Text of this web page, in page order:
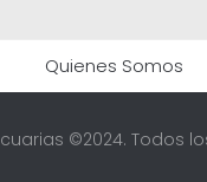
Quienes Somos
©2024. Todos